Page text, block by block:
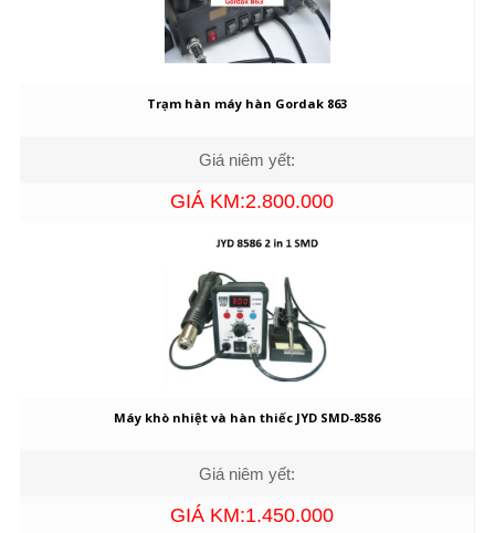
Trạm hàn máy hàn Gordak 863
Giá niêm yết:
GIÁ KM:2.800.000
Máy khò nhiệt và hàn thiếc JYD SMD-8586
Giá niêm yết:
GIÁ KM:1.450.000